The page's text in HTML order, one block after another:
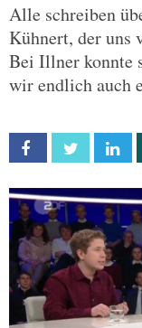
Alle schreiben
Kühnert, der uns
Bei Illner konnte
wir endlich auch
Facebook Twitter